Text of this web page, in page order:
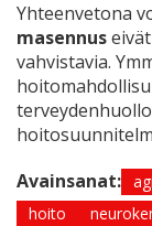
Yhteenvetona
masennus
vahvistavia.
Avainsanat:
hoito